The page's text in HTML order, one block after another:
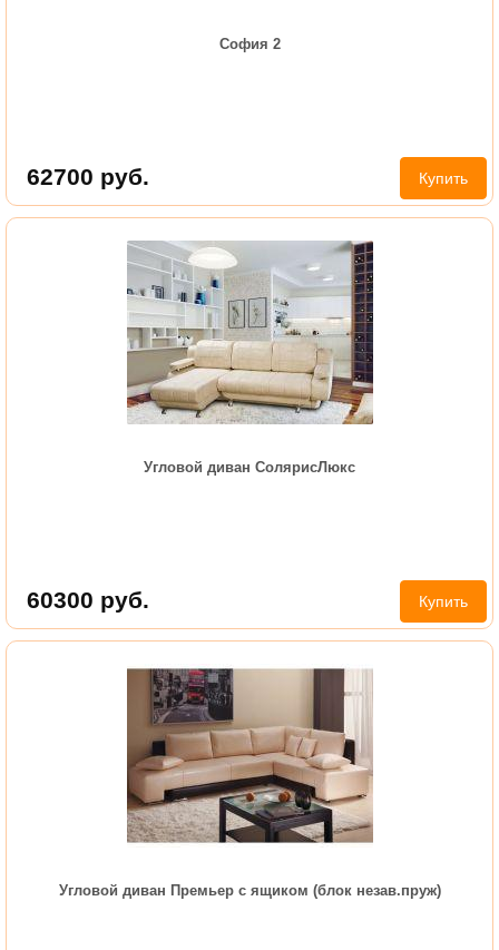
София 2
62700 руб. Купить
Угловой диван СолярисЛюкс
60300 руб. Купить
Угловой диван Премьер с ящиком (блок незав.пруж)